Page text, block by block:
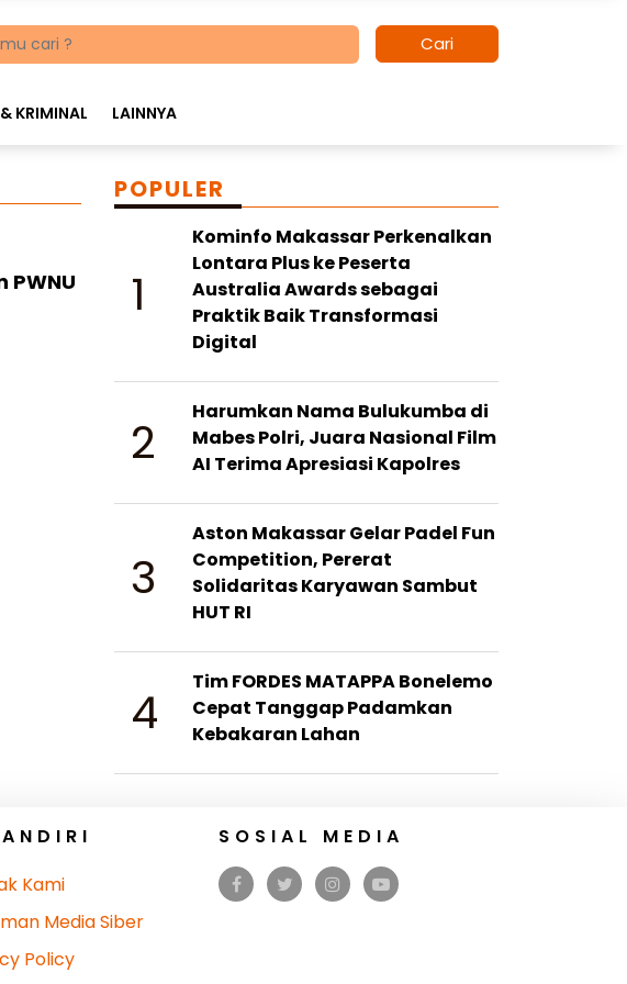
Cari
KRIMINAL LAINNYA
POPULER
1
Kominfo Makassar Perkenalkan
Lontara Plus ke Peserta
Australia Awards sebagai
Praktik Baik Transformasi
Digital
2
Harumkan Nama Bulukumba di
Mabes Polri, Juara Nasional Film
AI Terima Apresiasi Kapolres
3
Aston Makassar Gelar Padel Fun
Competition, Pererat
Solidaritas Karyawan Sambut
HUT RI
4
Tim FORDES MATAPPA Bonelemo
Cepat Tanggap Padamkan
Kebakaran Lahan
Kami
Media Siber
Policy
SOSIAL MEDIA